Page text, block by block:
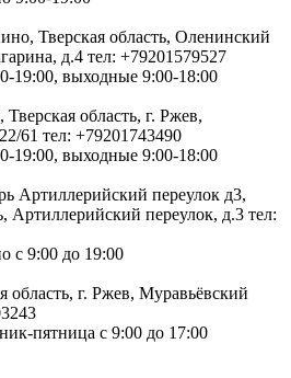
Тверская область, Оленинский
д.4 тел: +79201579527
19:00, выходные 9:00-18:00
область, г. Ржев,
61 тел: +79201743490
19:00, выходные 9:00-18:00
Артиллерийский переулок д3,
Артиллерийский переулок, д.3 тел:
с 9:00 до 19:00
область, г. Ржев, Муравьёвский
пятница с 9:00 до 17:00